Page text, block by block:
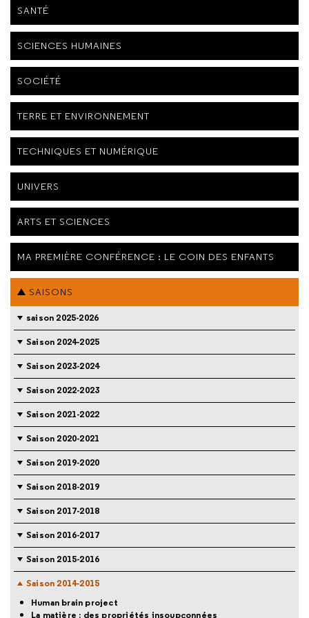
SANTÉ
SCIENCES HUMAINES
SOCIÉTÉ
TERRE ET ENVIRONNEMENT
TECHNIQUES ET NUMÉRIQUE
UNIVERS
ARTS ET SCIENCES
MA PREMIÈRE CONFÉRENCE : LE COIN DES ENFANTS
SAISONS
saison 2025-2026
Saison 2024-2025
Saison 2023-2024
Saison 2022-2023
Saison 2021-2022
Saison 2020-2021
Saison 2019-2020
Saison 2018-2019
Saison 2017-2018
Saison 2016-2017
Saison 2015-2016
Saison 2014-2015
Human brain project
La matière : des propriétés insoupçonnées